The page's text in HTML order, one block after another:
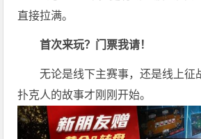
直接拉满。
首次来玩？门票我请！
无论是线下主赛事，还是线上征
扑克人的故事才刚刚开始。